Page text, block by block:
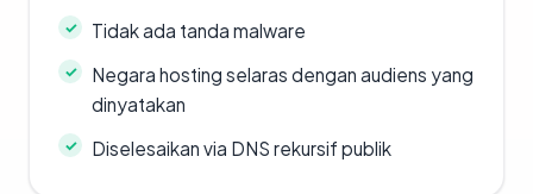
Tidak ada tanda malware
Negara hosting selaras dengan audiens yang
dinyatakan
Diselesaikan via DNS rekursif publik